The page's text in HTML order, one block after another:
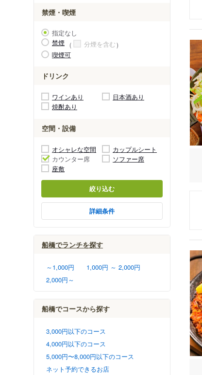
禁煙・喫煙
指定なし
禁煙
分煙を含む
喫煙可
ドリンク
ワインあり
日本酒あり
焼酎あり
空間・設備
オシャレな空間
カップルシート
カウンター席
ソファー席
座敷
絞り込む
詳細条件
船橋でランチを探す
～1,000円
1,000円 ～ 2,000円
2,000円～
船橋でコースから探す
3,000円以下のコース
4,000円以下のコース
5,000円〜8,000円以下のコース
ネット予約できるお店